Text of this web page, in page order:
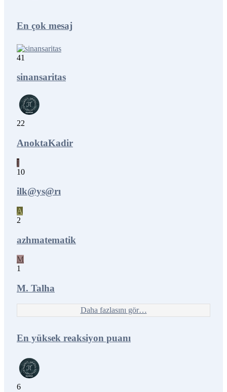
En çok mesaj
41
sinansaritas
22
AnoktaKadir
I
10
ilk@ys@rı
A
2
azhmatematik
M
1
M. Talha
Daha fazlasını gör…
En yüksek reaksiyon puanı
6